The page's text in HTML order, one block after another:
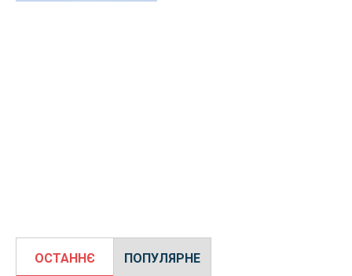
ОСТАННЄ ПОПУЛЯРНЕ